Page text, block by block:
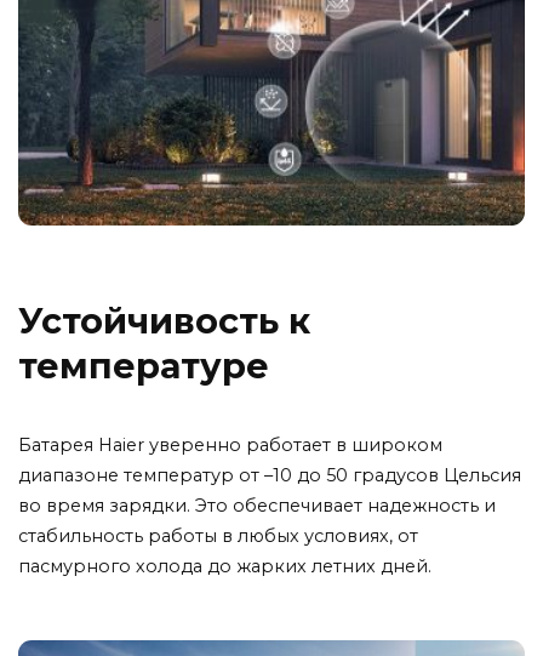
Устойчивость к
температуре
Батарея Haier уверенно работает в широком
диапазоне температур от –10 до 50 градусов Цельсия
во время зарядки. Это обеспечивает надежность и
стабильность работы в любых условиях, от
пасмурного холода до жарких летних дней.